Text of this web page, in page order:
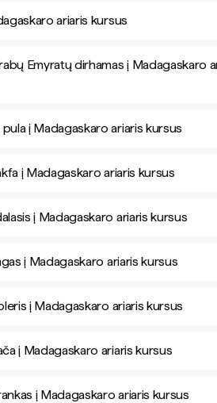
ariaris kursus
Emyratų dirhamas į Madagaskaro
į Madagaskaro ariaris kursus
į Madagaskaro ariaris kursus
į Madagaskaro ariaris kursus
į Madagaskaro ariaris kursus
į Madagaskaro ariaris kursus
į Madagaskaro ariaris kursus
į Madagaskaro ariaris kursus